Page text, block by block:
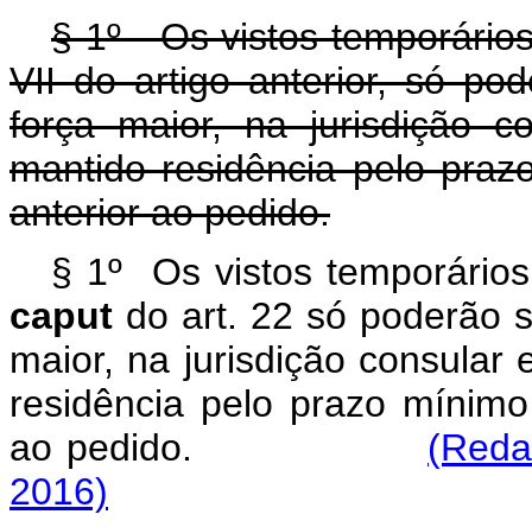
§ 1º - Os vistos
VII do artigo anterior, só
força maior, na jurisdição
mantido residência pelo
anterior ao pedido.
§ 1º Os vistos
caput do art. 22 só poderão
maior, na jurisdição consular
residência pelo prazo
ao pedido.
2016)